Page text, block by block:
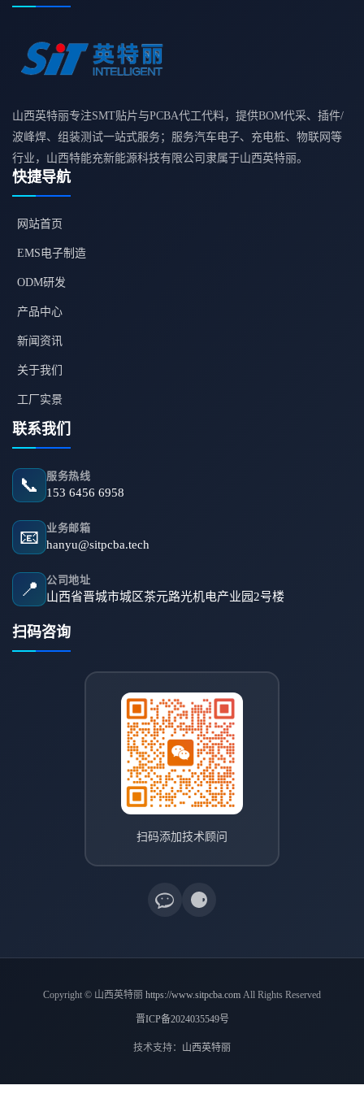
山西英特丽专注SMT贴片与PCBA代工代料，提供BOM代采、插件/
波峰焊、组装测试一站式服务；服务汽车电子、充电桩、物联网等
行业，山西特能充新能源科技有限公司隶属于山西英特丽。
快捷导航
网站首页
EMS电子制造
ODM研发
产品中心
新闻资讯
关于我们
工厂实景
联系我们
📞 服务热线
153 6456 6958
📧 业务邮箱
hanyu@sitpcba.tech
📍 公司地址
山西省晋城市城区茶元路光机电产业园2号楼
扫码咨询
扫码添加技术顾问
Copyright © 山西英特丽 https://www.sitpcba.com All Rights Reserved
晋ICP备2024035549号
技术支持： 山西英特丽